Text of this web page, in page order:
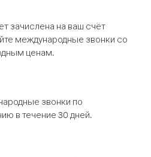
зачислена на ваш счёт
международные звонки со
ценам.
звонки по
в течение 30 дней.